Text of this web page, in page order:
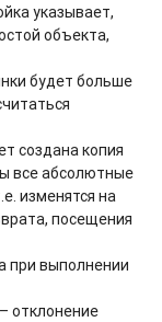
указывает,
объекта,
будет больше
создана копия
все абсолютные
изменятся на
посещения
при выполнении
– отклонение